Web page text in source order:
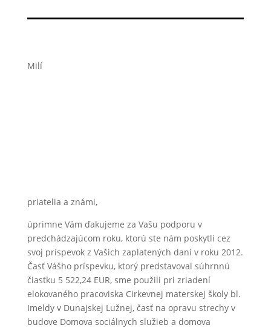
Milí
priatelia a známi,
úprimne Vám ďakujeme za Vašu podporu v
predchádzajúcom roku, ktorú ste nám poskytli cez
svoj príspevok z Vašich zaplatených daní v roku 2012.
Časť Vášho príspevku, ktorý predstavoval súhrnnú
čiastku 5 522,24 EUR, sme použili pri zriadení
elokovaného pracoviska Cirkevnej materskej školy bl.
Imeldy v Dunajskej Lužnej, časť na opravu strechy v
budove Domova sociálnych služieb a domova